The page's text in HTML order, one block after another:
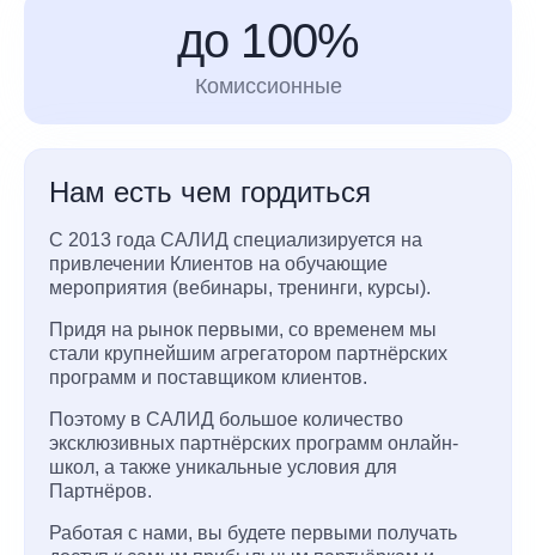
до 100%
Комиссионные
Нам есть чем гордиться
С 2013 года САЛИД специализируется на
привлечении Клиентов на обучающие
мероприятия (вебинары, тренинги, курсы).
Придя на рынок первыми, со временем мы
стали крупнейшим агрегатором партнёрских
программ и поставщиком клиентов.
Поэтому в САЛИД большое количество
эксклюзивных партнёрских программ онлайн-
школ, а также уникальные условия для
Партнёров.
Работая с нами, вы будете первыми получать